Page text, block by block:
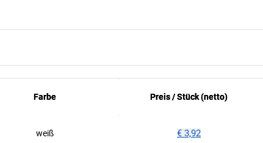
Farbe Preis /Stück(netto)
Farbe Preis /Stück(netto)
weiß € 3,92